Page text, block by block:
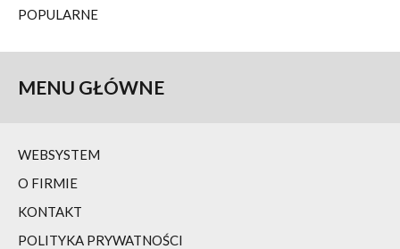
POPULARNE
MENU GŁÓWNE
WEBSYSTEM
O FIRMIE
KONTAKT
POLITYKA PRYWATNOŚCI